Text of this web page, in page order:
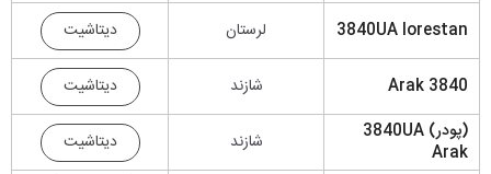
3840UA lorestan لرستان دیتاشیت
3840 Arak شازند
دیتاشیت
(پودر) 3840UA
Arak
شازند دیتاشیت